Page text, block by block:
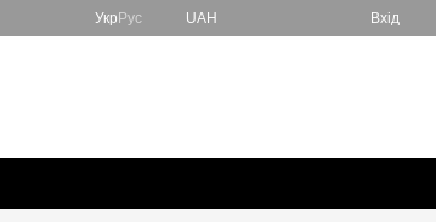
Укр Рус UAH Вхід